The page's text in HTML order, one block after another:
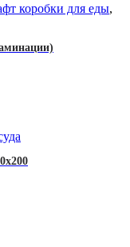
коробки для еды,